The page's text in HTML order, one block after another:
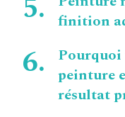
finition
Pourquoi
peinture
résultat